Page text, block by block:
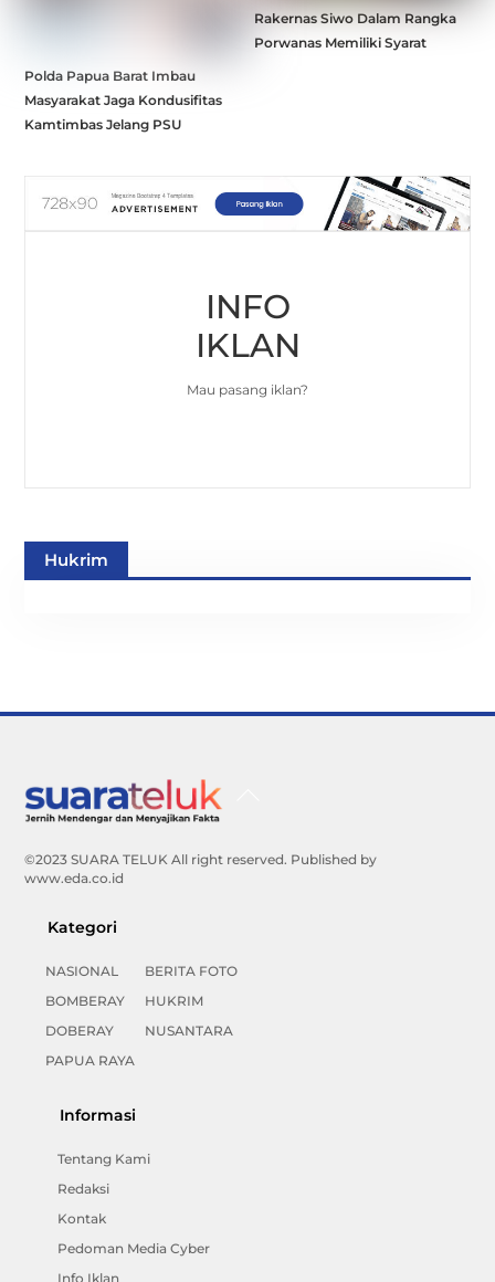
Polda Papua Barat Imbau
Masyarakat Jaga Kondusifitas
Kamtimbas Jelang PSU
Rakernas Siwo Dalam Rangka
Porwanas Memiliki Syarat
INFO
IKLAN
Mau pasang iklan?
Hukrim
©2023 SUARA TELUK All right reserved. Published by
www.eda.co.id
Kategori
NASIONAL
BOMBERAY
DOBERAY
PAPUA RAYA
BERITA FOTO
HUKRIM
NUSANTARA
Informasi
Tentang Kami
Redaksi
Kontak
Pedoman Media Cyber
Info Iklan